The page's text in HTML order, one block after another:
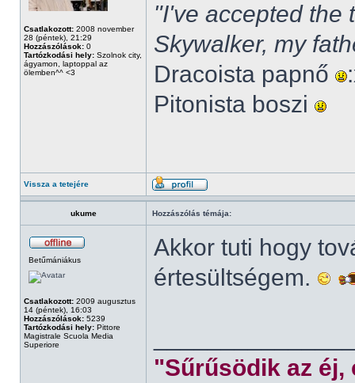
Csatlakozott: 2008 november
28 (péntek), 21:29
Hozzászólások: 0
Tartózkodási hely: Szolnok city,
ágyamon, laptoppal az
ölemben^^ <3
"I've accepted the
Skywalker, my
Dracoista papnő
Pitonista boszi
Vissza a tetejére
ukume Hozzászólás témája:
Betűmániákus
Csatlakozott: 2009 augusztus
14 (péntek), 16:03
Hozzászólások: 5239
Tartózkodási hely: Pittore
Magistrale Scuola Media
Superiore
Akkor tuti hogy
értesültségem.
"Sűrűsödik az éj,